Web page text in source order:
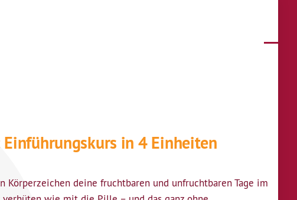
in 4 Einheiten
deine fruchtbaren und unfruchtbaren Tage im